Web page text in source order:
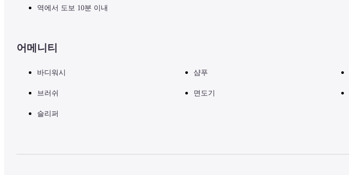
역에서 도보 10분 이내
어메니티
바디워시 샴푸
브러쉬 면도기
슬리퍼